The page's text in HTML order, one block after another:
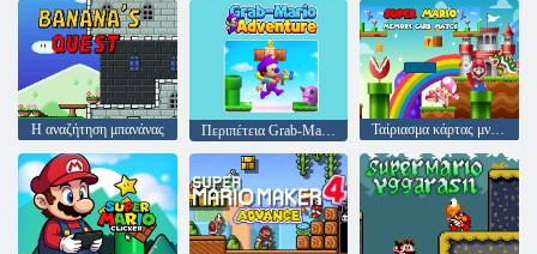
Η αναζήτηση μπανάνας Περιπέτεια Grab-Mario Ταίριασμα κάρτας μνήμης Super Mario